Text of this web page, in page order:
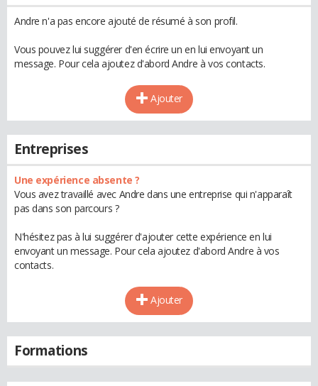
Andre n'a pas encore ajouté de résumé à son profil.
Vous pouvez lui suggérer d'en écrire un en lui envoyant un
message. Pour cela ajoutez d'abord Andre à vos contacts.
Ajouter
Entreprises
Une expérience absente ?
Vous avez travaillé avec Andre dans une entreprise qui n'apparaît
pas dans son parcours ?
N'hésitez pas à lui suggérer d'ajouter cette expérience en lui
envoyant un message. Pour cela ajoutez d'abord Andre à vos
contacts.
Ajouter
Formations